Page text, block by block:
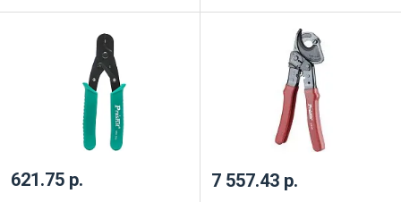
621.75 р. 7 557.43 р.